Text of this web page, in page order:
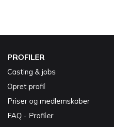
PROFILER
Casting & jobs
Opret profil
Priser og medlemskaber
FAQ - Profiler